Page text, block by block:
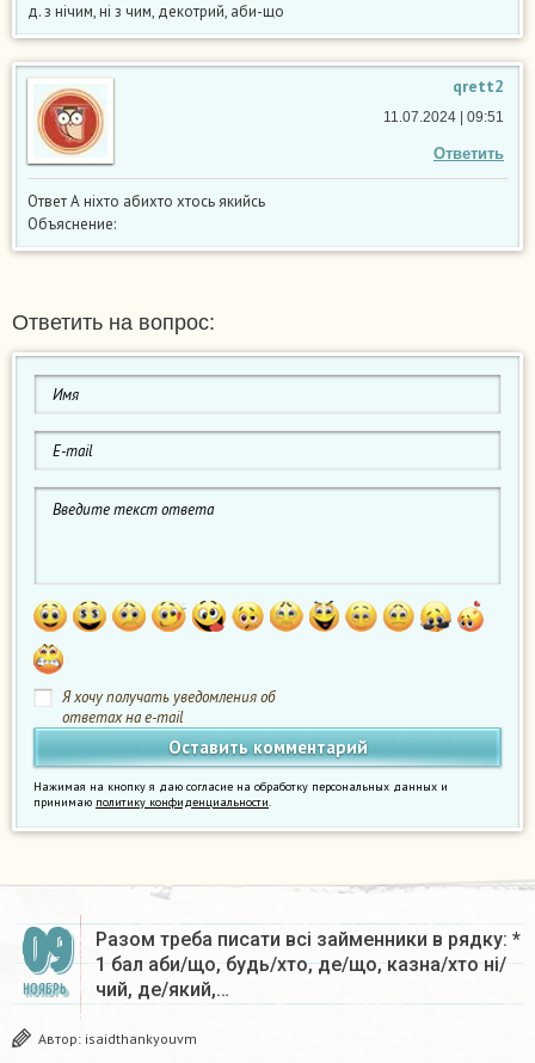
д. з нічим, ні з чим, декотрий, аби-що
qrett2
Ответить
11.07.2024 | 09:51
Ответ А ніхто абихто хтось якийсь
Объяснение:
Ответить на вопрос:
Я хочу получать уведомления об
ответах на e-mail
Нажимая на кнопку я даю согласие на обработку персональных данных и
принимаю политику конфиденциальности.
09
НОЯБРЬ
Разом треба писати всі займенники в рядку: *
1 бал аби/що, будь/хто, де/що, казна/хто ні/
чий, де/який,…
Автор: isaidthankyouvm